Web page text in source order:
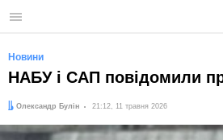
Меню
Новини
НАБУ і САП повідомили
Автор:
Олександр Булін
Дата: 21:12, 11 травня 2026